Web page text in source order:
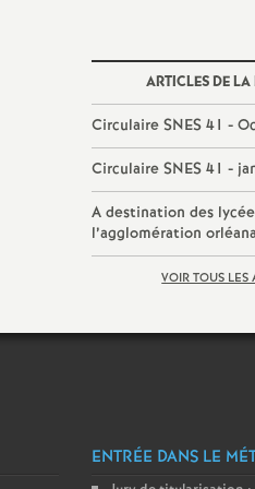
ARTICLES DE
Circulaire SNES 41 -
Circulaire SNES 41 -
A destination des
l’agglomération
VOIR TOUS LES
ENTRÉE DANS LE